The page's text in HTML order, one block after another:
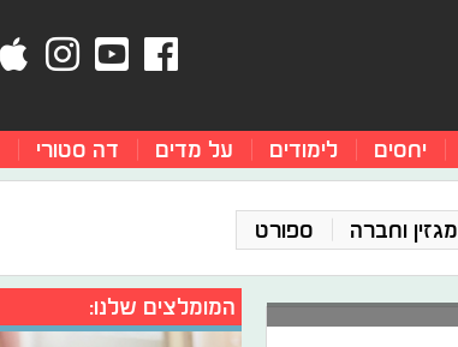
יחסים לימודים על מדים דה סטורי
מגזין וחברה ספורט
המומלצים שלנו: